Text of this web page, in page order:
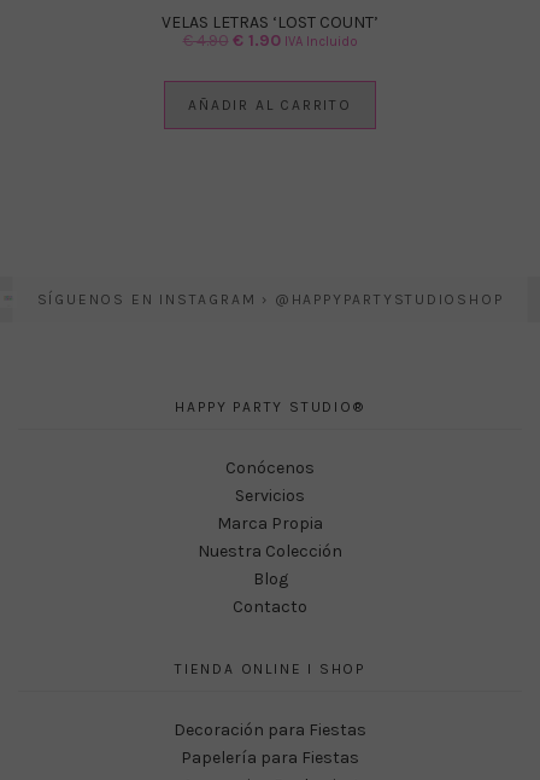
VELAS LETRAS ‘LOST COUNT’
€4.90 El
€1.90ElIVA Incluido
AÑADIR AL CARRITO
SÍGUENOS EN INSTAGRAM › @HAPPYPARTYSTUDIOSHOP
HAPPY PARTY STUDIO®
Conócenos
Servicios
Marca Propia
Nuestra Colección
Blog
Contacto
TIENDA ONLINE I SHOP
Decoración para Fiestas
Papelería para Fiestas